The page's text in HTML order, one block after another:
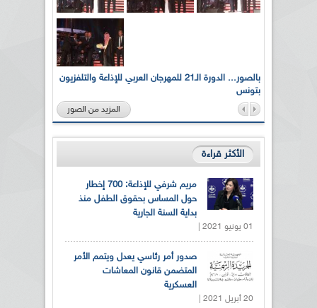
بالصور... الدورة الـ21 للمهرجان العربي للإذاعة والتلفزيون
بتونس
المزيد من الصور
الأكثر قراءة
مريم شرفي للإذاعة: 700 إخطار
حول المساس بحقوق الطفل منذ
بداية السنة الجارية
01 يونيو 2021 |
صدور أمر رئاسي يعدل ويتمم الأمر
المتضمن قانون المعاشات
العسكرية
20 أبريل 2021 |